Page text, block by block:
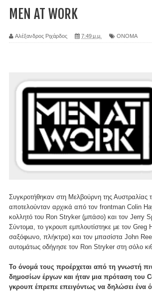
MEN AT WORK
Αλέξανδρος Ριχάρδος 7:49 μ.μ. ΟΝΟΜΑ
Συγκροτήθηκαν στη Μελβούρνη της Αυστραλίας
αποτελούνταν αρχικά από τον frontman Colin
κολλητό του Ron Stryker (μπάσο) και τον Jerry
Σύντομα, το γκρουπ εμπλουτίστηκε με τον Greg
σαξόφωνο, πλήκτρα) και τον μπασίστα John
αυτομάτως οδήγησε τον Ron Stryker στη σόλο
Το όνομά τους προέρχεται από τη γνωστή
δημοσίων έργων και ήταν μια πρόταση του
γκρουπ έπρεπε επειγόντως να δηλώσει ένα